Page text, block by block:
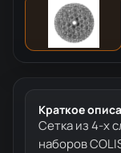
Краткое
Сетка из 4-х
наборов